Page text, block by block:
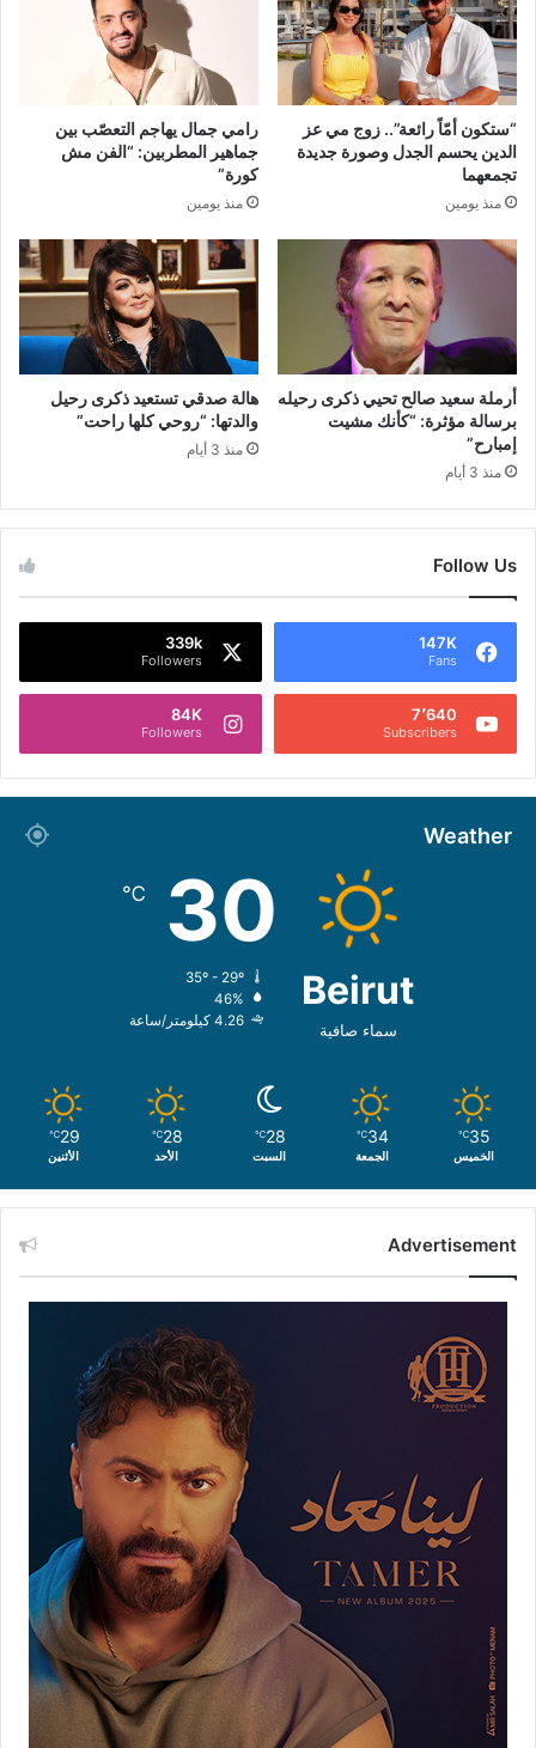
“ستكون أمّاً رائعة”.. زوج مي عز
الدين يحسم الجدل وصورة جديدة
تجمعهما
منذ يومين
رامي جمال يهاجم التعصّب بين
جماهير المطربين: “الفن مش
كورة”
منذ يومين
أرملة سعيد صالح تحيي ذكرى رحيله
برسالة مؤثرة: “كأنك مشيت
إمبارح”
منذ 3 أيام
هالة صدقي تستعيد ذكرى رحيل
والدتها: “روحي كلها راحت”
منذ 3 أيام
Follow Us
147K
Fans
339k
Followers
7٬640
Subscribers
84K
Followers
Weather
Beirut
سماء صافية
30
℃
46%
4.26 كيلومتر/ساعة
35
℃
الخميس
34
℃
الجمعة
28
℃
السبت
28
℃
الأحد
29
℃
الأثنين
Advertisement